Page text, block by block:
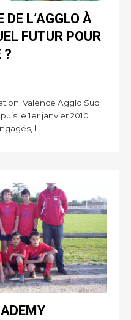
DE L’AGGLO À
FUTUR POUR
?
Valence Agglo Sud
le 1er janvier 2010.
l...